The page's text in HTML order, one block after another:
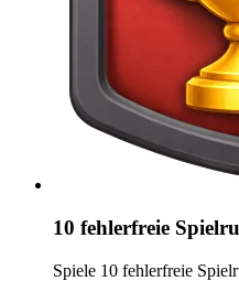
10 fehlerfreie
Spiele 10 fehlerfreie